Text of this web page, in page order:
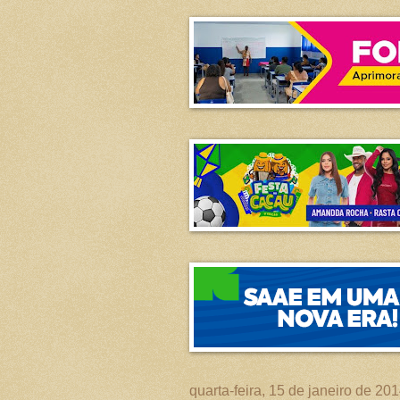
quarta-feira, 15 de janeiro de